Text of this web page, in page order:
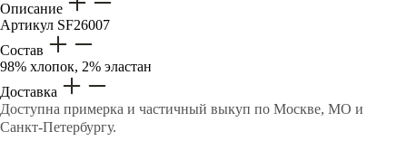
Описание
Артикул SF26007
Состав
98% хлопок, 2% эластан
Доставка
Доступна примерка и частичный выкуп по Москве, МО и
Санкт-Петербургу.